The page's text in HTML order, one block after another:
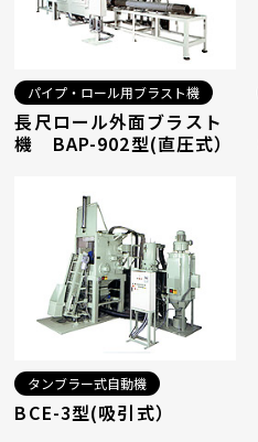
パイプ・ロール用ブラスト機
長尺ロール外面ブラスト
機 BAP-902型(直圧式）
タンブラー式自動機
BCE-3型(吸引式）